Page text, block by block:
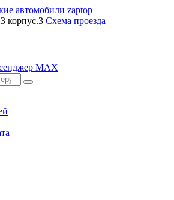
корпус.3 Схема проезда
MAX